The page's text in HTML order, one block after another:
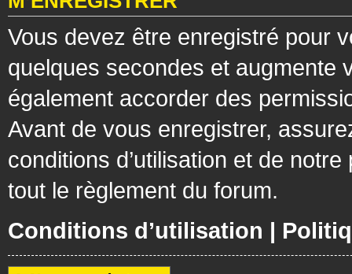
Vous devez être enregistré pour
quelques secondes et augmente
également accorder des
Avant de vous enregistrer,
conditions d’utilisation et de
tout le règlement du forum.
Conditions d’utilisation |